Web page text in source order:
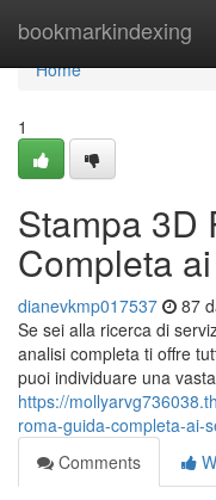
bookmarkindexing
Home
Home
1
Stampa 3D
Completa
dianevkmp017537 87
Se sei alla ricerca di
analisi completa ti offre
puoi individuare una
https://
roma-guida-completa-ai-
Comments